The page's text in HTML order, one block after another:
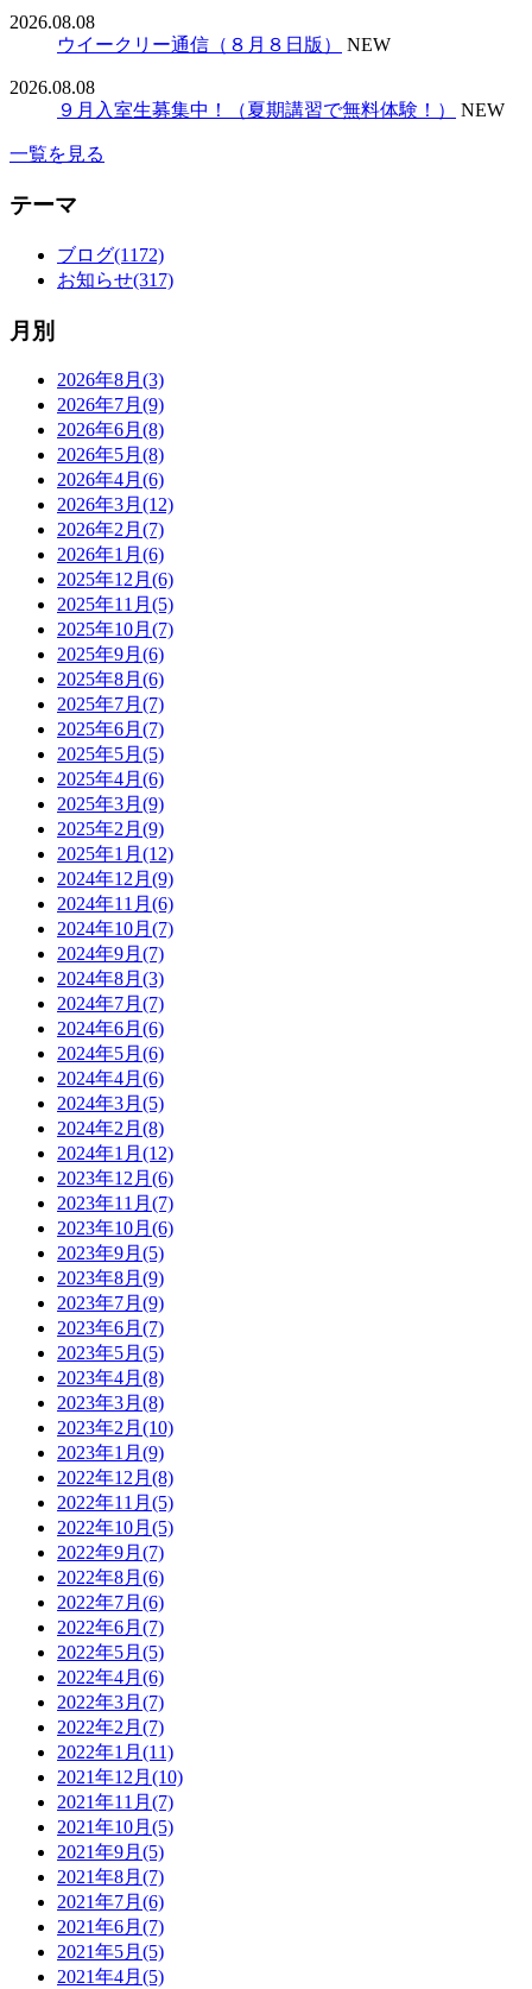
2026.08.08
ウイークリー通信（８月８日版）
NEW
2026.08.08
９月入室生募集中！（夏期講習で無料体験！）
NEW
一覧を見る
テーマ
ブログ(1172)
お知らせ(317)
月別
2026年8月(3)
2026年7月(9)
2026年6月(8)
2026年5月(8)
2026年4月(6)
2026年3月(12)
2026年2月(7)
2026年1月(6)
2025年12月(6)
2025年11月(5)
2025年10月(7)
2025年9月(6)
2025年8月(6)
2025年7月(7)
2025年6月(7)
2025年5月(5)
2025年4月(6)
2025年3月(9)
2025年2月(9)
2025年1月(12)
2024年12月(9)
2024年11月(6)
2024年10月(7)
2024年9月(7)
2024年8月(3)
2024年7月(7)
2024年6月(6)
2024年5月(6)
2024年4月(6)
2024年3月(5)
2024年2月(8)
2024年1月(12)
2023年12月(6)
2023年11月(7)
2023年10月(6)
2023年9月(5)
2023年8月(9)
2023年7月(9)
2023年6月(7)
2023年5月(5)
2023年4月(8)
2023年3月(8)
2023年2月(10)
2023年1月(9)
2022年12月(8)
2022年11月(5)
2022年10月(5)
2022年9月(7)
2022年8月(6)
2022年7月(6)
2022年6月(7)
2022年5月(5)
2022年4月(6)
2022年3月(7)
2022年2月(7)
2022年1月(11)
2021年12月(10)
2021年11月(7)
2021年10月(5)
2021年9月(5)
2021年8月(7)
2021年7月(6)
2021年6月(7)
2021年5月(5)
2021年4月(5)